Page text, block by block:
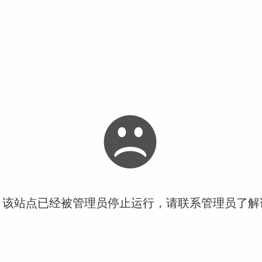
站点已经被管理员停止运行，请联系管理员了